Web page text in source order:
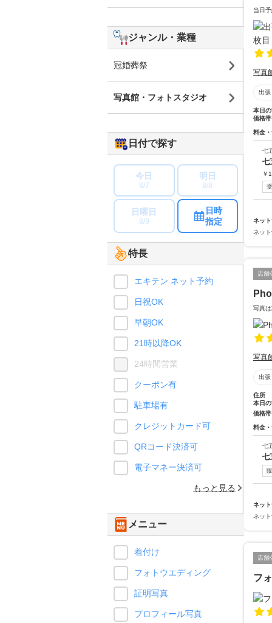
当日
写真
出張
本日
価格帯
料金
七
七
￥
ネッ
ネッ
店舗
写真
写真
出張
住所
本日
価格帯
料金
七
七
ネッ
ネッ
店舗
フ
ジャンル・業種
冠婚葬祭
写真館・フォトスタジオ
日付で探す
今日
8/7
明日
8/8
日曜日
8/9
日時
指定
特長
エキテン ネット予約
日祝OK
早朝OK
21時以降OK
24時間営業
クーポン有
駐車場有
クレジットカード可
QRコード決済可
電子マネー決済可
もっと見る
メニュー
着付け
フォトウエディング
証明写真
プロフィール写真